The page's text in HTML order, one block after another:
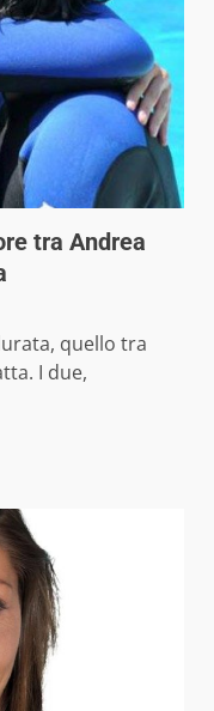
tra Andrea
quello tra
I due,